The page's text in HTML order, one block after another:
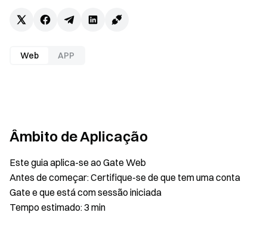
Web APP
Âmbito de Aplicação
Este guia aplica-se ao Gate Web
Antes de começar: Certifique-se de que tem uma conta
Gate e que está com sessão iniciada
Tempo estimado: 3 min